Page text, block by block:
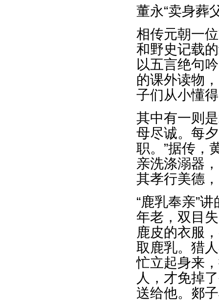
董永“卖身葬
相传元朝一
和野史记载
以五言绝句
的课外读物
子们从小懂得
其中有一则
母尽诚。每
职。”据传，
亲洗涤溺器
其孝行美德
“鹿乳奉亲”
年老，双目
鹿皮的衣服
取鹿乳。猎
忙立起身来
人，才免掉
送给他。郯